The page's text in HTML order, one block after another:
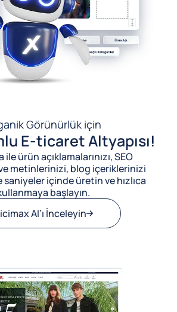
Görünürlük için
E-ticaret Altyapısı!
ile ürün açıklamalarınızı, SEO
ve metinlerinizi, blog içeriklerinizi
saniyeler içinde üretin ve hızlıca
başlayın.
AI’ı İnceleyin